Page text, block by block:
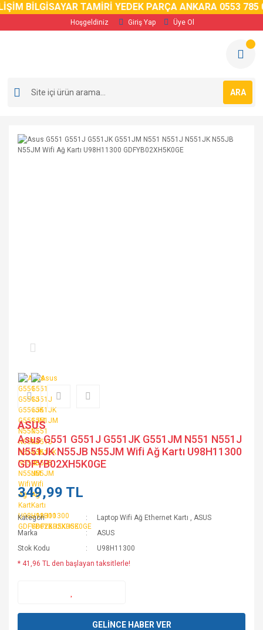
BİLGİSAYAR TAMİRİ YEDEK PARÇA ANKARA 0553 785 02
Hoşgeldiniz Giriş Yap Üye Ol
ARA
ASUS
Asus G551 G551J G551JK G551JM N551 N551J
N551JK N55JB N55JM Wifi Ağ Kartı U98H11300
GDFYB02XH5K0GE
349,99 TL
Kategori Laptop Wifi Ağ Ethernet Kartı ,ASUS
Marka
ASUS
Stok Kodu
U98H11300
* 41,96 TL den başlayan taksitlerle!
GELİNCE HABER VER